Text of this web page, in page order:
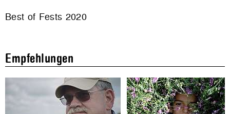
Best of Fests 2020
Empfehlungen